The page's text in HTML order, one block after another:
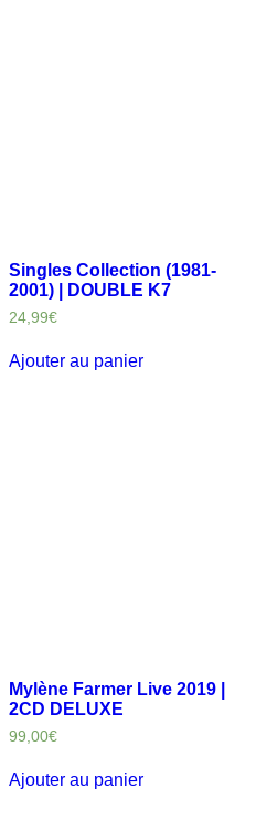
Singles Collection (1981-
2001) | DOUBLE K7
24,99€
Ajouter au panier
Mylène Farmer Live 2019 |
2CD DELUXE
99,00€
Ajouter au panier